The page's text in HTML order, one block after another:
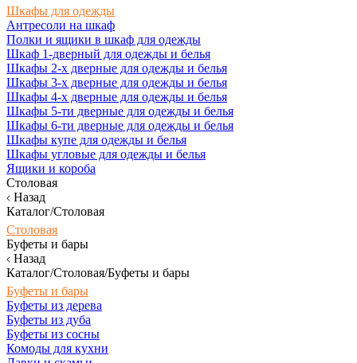
Шкафы для одежды
Антресоли на шкаф
Полки и ящики в шкаф для одежды
Шкаф 1-дверный для одежды и белья
Шкафы 2-х дверные для одежды и белья
Шкафы 3-х дверные для одежды и белья
Шкафы 4-х дверные для одежды и белья
Шкафы 5-ти дверные для одежды и белья
Шкафы 6-ти дверные для одежды и белья
Шкафы купе для одежды и белья
Шкафы угловые для одежды и белья
Ящики и короба
Столовая
Назад
Каталог/Столовая
Столовая
Буфеты и бары
Назад
Каталог/Столовая/Буфеты и бары
Буфеты и бары
Буфеты из дерева
Буфеты из дуба
Буфеты из сосны
Комоды для кухни